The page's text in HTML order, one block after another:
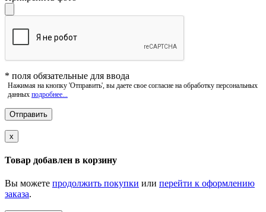
* поля обязательные для ввода
Нажимая на кнопку 'Отправить', вы даете свое согласие на обработку персональных
данных подробнее...
x
Товар добавлен в корзину
Вы можете продолжить покупки или перейти к оформлению
заказа.